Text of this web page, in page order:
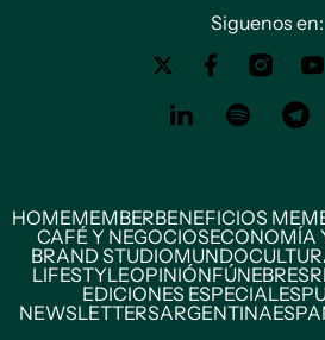
Siguenos en:
HOMEMEMBERBENEFICIOS
CAFÉ Y NEGOCIOSECONOMÍA
BRAND STUDIOMUNDO
LIFESTYLEOPINIÓNFÚNEBRES
EDICIONES ESPECIALES
NEWSLETTERSARGENTINA